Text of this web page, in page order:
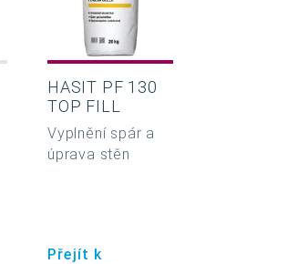
HASIT PF 130
TOP FILL
Vyplnění spár a
úprava stěn
Přejít k